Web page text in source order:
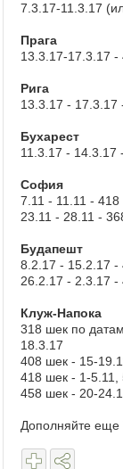
7.3.17-11.3.17
Прага
13.3.17-17.3.17 -
Рига
13.3.17 - 17.3.17
Бухарест
11.3.17 - 14.3.17
София
7.11 - 11.11 -
23.11 - 28.11 -
Будапешт
8.2.17 - 15.2.17 -
26.2.17 - 2.3.17 -
Клуж-Напока
318 шек по
18.3.17
408 шек - 15-
418 шек - 1-5.11,
458 шек - 20-
Дополняйте еще